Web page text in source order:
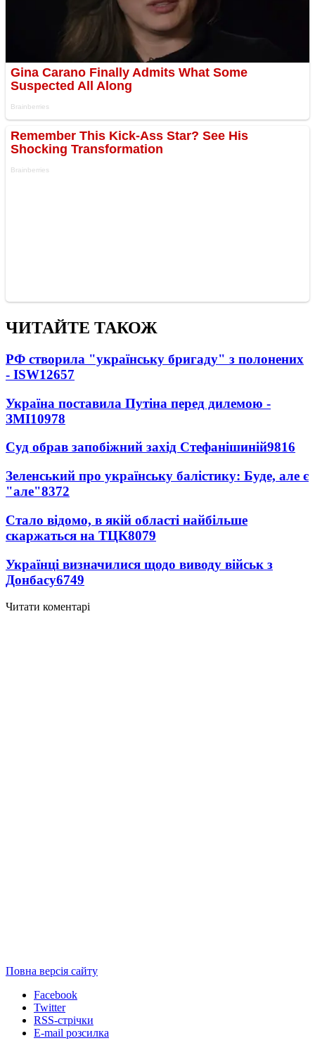
ЧИТАЙТЕ ТАКОЖ
РФ створила "українську бригаду" з полонених
- ISW12657
Україна поставила Путіна перед дилемою -
ЗМІ10978
Суд обрав запобіжний захід Стефанішиній9816
Зеленський про українську балістику: Буде, але є
"але"8372
Стало відомо, в якій області найбільше
скаржаться на ТЦК8079
Українці визначилися щодо виводу військ з
Донбасу6749
Читати коментарі
Повна версія сайту
Facebook
Twitter
RSS-стрічки
E-mail розсилка